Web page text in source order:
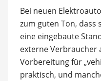
Bei neuen
zum guten Ton, dass
eine eingebaute
externe Verbraucher
Vorbereitung für
praktisch, und